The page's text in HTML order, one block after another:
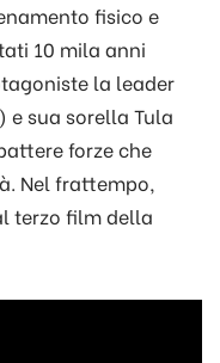
fisico e
10 mila anni
la leader
e sua sorella Tula
forze che
Nel frattempo,
terzo film della